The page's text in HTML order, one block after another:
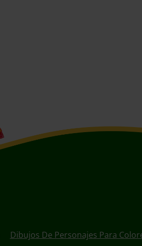
Dibujos De Personajes Para